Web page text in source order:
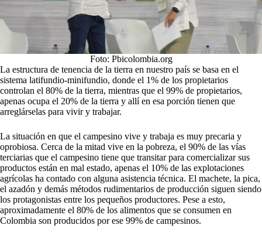
Foto: Pbicolombia.org
La estructura de tenencia de la tierra en nuestro país se basa en el
sistema latifundio-minifundio, donde el 1% de los propietarios
controlan el 80% de la tierra, mientras que el 99% de propietarios,
apenas ocupa el 20% de la tierra y allí en esa porción tienen que
arreglárselas para vivir y trabajar.
La situación en que el campesino vive y trabaja es muy precaria y
oprobiosa. Cerca de la mitad vive en la pobreza, el 90% de las vías
terciarias que el campesino tiene que transitar para comercializar sus
productos están en mal estado, apenas el 10% de las explotaciones
agrícolas ha contado con alguna asistencia técnica. El machete, la pica,
el azadón y demás métodos rudimentarios de producción siguen siendo
los protagonistas entre los pequeños productores. Pese a esto,
aproximadamente el 80% de los alimentos que se consumen en
Colombia son producidos por ese 99% de campesinos.